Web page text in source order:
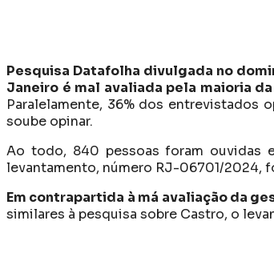
Pesquisa Datafolha divulgada no
Janeiro é mal avaliada pela maioria
Paralelamente, 36% dos entrevistados
soube opinar.
Ao todo, 840 pessoas foram ouvidas
levantamento, número RJ-06701/2024,
Em contrapartida à má avaliação da
similares à pesquisa sobre Castro, o